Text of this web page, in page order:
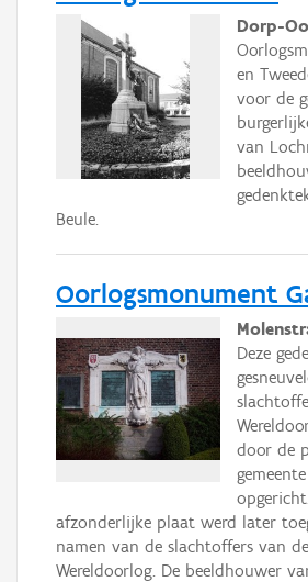
Dorp-
en
voor de
van
Beule.
Oorlogsmonument
Deze
door de
afzonderlijke plaat werd later
namen van de slachtoffers van
Wereldoorlog. De beeldhouwer